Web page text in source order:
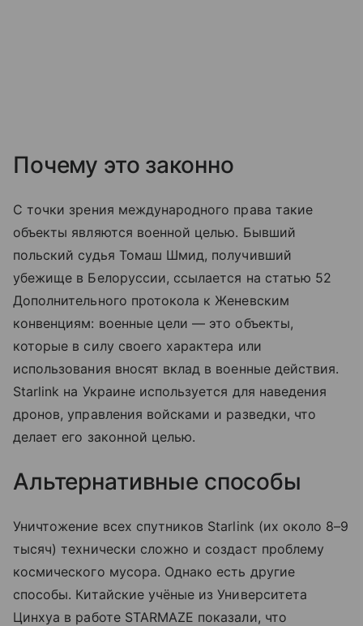
Почему это законно
С точки зрения международного права такие
объекты являются военной целью. Бывший
польский судья Томаш Шмид, получивший
убежище в Белоруссии, ссылается на статью 52
Дополнительного протокола к Женевским
конвенциям: военные цели — это объекты,
которые в силу своего характера или
использования вносят вклад в военные действия.
Starlink на Украине используется для наведения
дронов, управления войсками и разведки, что
делает его законной целью.
Альтернативные способы
Уничтожение всех спутников Starlink (их около 8–9
тысяч) технически сложно и создаст проблему
космического мусора. Однако есть другие
способы. Китайские учёные из Университета
Цинхуа в работе STARMAZE показали, что